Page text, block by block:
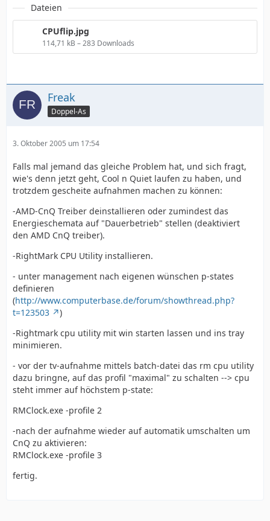
Dateien
CPUflip.jpg
114,71 kB – 283 Downloads
Freak
Doppel-As
3. Oktober 2005 um 17:54
Falls mal jemand das gleiche Problem hat, und sich fragt,
wie's denn jetzt geht, Cool n Quiet laufen zu haben, und
trotzdem gescheite aufnahmen machen zu können:
-AMD-CnQ Treiber deinstallieren oder zumindest das
Energieschemata auf "Dauerbetrieb" stellen (deaktiviert
den AMD CnQ treiber).
-RightMark CPU Utility installieren.
- unter management nach eigenen wünschen p-states
definieren
(http://www.computerbase.de/forum/showthread.php?
t=123503
)
-Rightmark cpu utility mit win starten lassen und ins tray
minimieren.
- vor der tv-aufnahme mittels batch-datei das rm cpu utility
dazu bringne, auf das profil "maximal" zu schalten --> cpu
steht immer auf höchstem p-state:
RMClock.exe -profile 2
-nach der aufnahme wieder auf automatik umschalten um
CnQ zu aktivieren:
RMClock.exe -profile 3
fertig.